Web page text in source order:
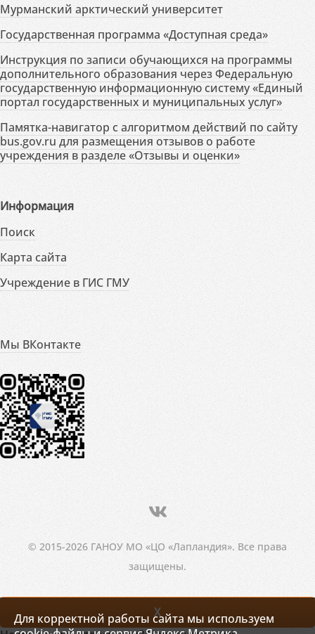
Мурманский арктический университет
Государственная программа «Доступная среда»
Инструкция по записи обучающихся на программы
дополнительного образования через Федеральную
государственную информационную систему «Единый
портал государственных и муниципальных услуг»
Памятка-навигатор с алгоритмом действий по сайту
bus.gov.ru для размещения отзывов о работе
учреждения в разделе «Отзывы и оценки»
Информация
Поиск
Карта сайта
Учреждение в ГИС ГМУ
Мы ВКонтакте
© 2015-2026 ГАНОУ МО «ЦО «Лапландия». Все права
защищены.
Для корректной работы сайта мы используем
X